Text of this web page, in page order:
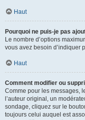
Haut
Pourquoi ne puis-je pas
Le nombre d’options
vous avez besoin d’indiquer
Haut
Comment modifier ou
Comme pour les messages,
l’auteur original, un
sondage, cliquez sur le
toujours celui auquel est